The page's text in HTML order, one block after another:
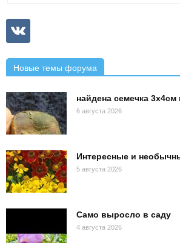
Новые темы форума
найдена семечка 3х4см
6 августа 2026
Интересные и
5 августа 2026
Само выросло в саду
4 августа 2026